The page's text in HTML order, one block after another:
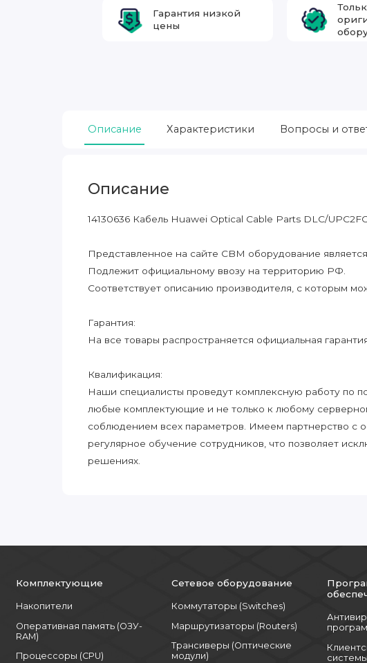
Гарантия низкой
цены
Описание Характеристики Вопросы и
Описание
14130636 Кабель Huawei Optical Cable Parts DLC/
Представленное на сайте CBM оборудование
Подлежит официальному ввозу на территорию РФ.
Соответствует описанию производителя, с которым
Гарантия:
На все товары распространяется официальная
Квалификация:
Наши специалисты проведут комплексную работу по
любые комплектующие и не только к любому
соблюдением всех параметров. Имеем партнерство с
регулярное обучение сотрудников, что позволяет
решениях.
Комплектующие
Накопители
Оперативная память (ОЗУ-
RAM)
Процессоры (CPU)
Сетевое оборудование
Коммутаторы (Switches)
Маршрутизаторы (Routers)
Трансиверы (Оптические
модули)
системы